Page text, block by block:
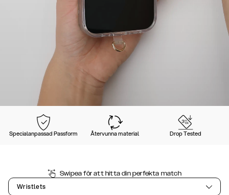
Specialanpassad Passform Återvunna material Drop Tested
Swipea för att hitta din perfekta match
Wristlets